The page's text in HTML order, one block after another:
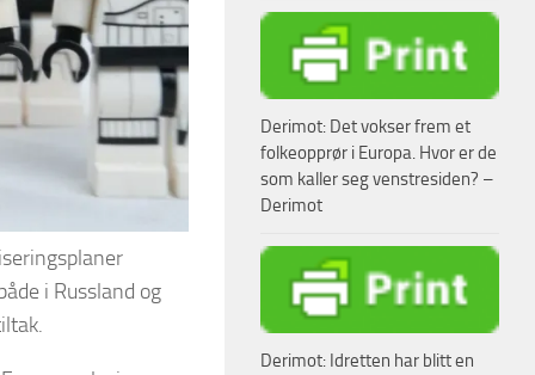
i Russland og
Derimot: Det vokser frem et
folkeopprør i Europa. Hvor er de
som kaller seg venstresiden? –
Derimot
Derimot: Idretten har blitt en